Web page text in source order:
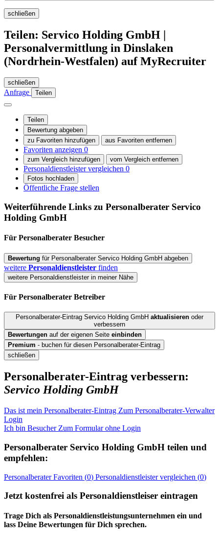
schließen
Teilen: Servico Holding GmbH |
Personalvermittlung in Dinslaken
(Nordrhein-Westfalen) auf MyRecruiter
schließen
Anfrage Teilen
Teilen
Bewertung abgeben
zu Favoriten hinzufügen
aus Favoriten entfernen
Favoriten anzeigen 0
zum Vergleich hinzufügen vom Vergleich entfernen
Personaldienstleister vergleichen 0
Fotos hochladen
Öffentliche Frage stellen
Weiterführende Links zu Personalberater Servico
Holding GmbH
Für Personalberater Besucher
Bewertung für Personalberater Servico Holding GmbH abgeben
weitere Personaldienstleister finden
weitere Personaldienstleister in meiner Nähe
Für Personalberater Betreiber
Personalberater-Eintrag Servico Holding GmbH aktualisieren oder
verbessern
Bewertungen auf der eigenen Seite einbinden
Premium - buchen für diesen Personalberater-Eintrag
schließen
Personalberater-Eintrag verbessern:
Servico Holding GmbH
Das ist mein Personalberater-Eintrag Zum Personalberater-Verwalter
Login
Ich bin Besucher Zum Formular ohne Login
Personalberater Servico Holding GmbH teilen und
empfehlen:
PersonalberaterFavoriten (0) Personaldienstleistervergleichen (0)
Jetzt kostenfrei als Personaldienstleiser eintragen
Trage Dich als Personaldienstleistungsunternehmen ein und
lass Deine Bewertungen für Dich sprechen.